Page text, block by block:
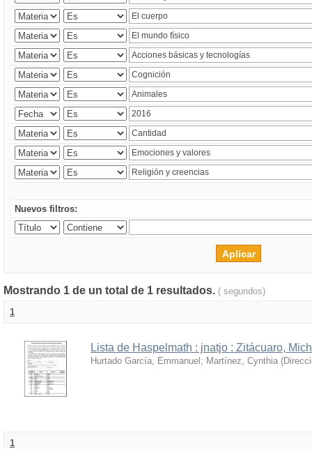
Nuevos filtros:
Mostrando 1 de un total de 1 resultados. ( segundos)
1
Lista de Haspelmath : jnatjo : Zitácuaro,
Hurtado García, Emmanuel ; Martínez, Cynthia (
1